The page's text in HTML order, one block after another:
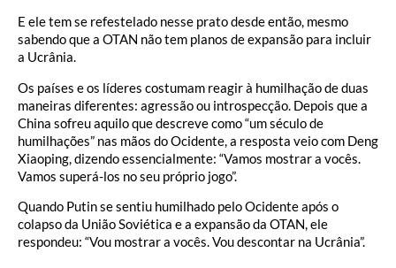
E ele tem se refestelado nesse prato desde então, mesmo
sabendo que a OTAN não tem planos de expansão para incluir
a Ucrânia.
Os países e os líderes costumam reagir à humilhação de duas
maneiras diferentes: agressão ou introspecção. Depois que a
China sofreu aquilo que descreve como “um século de
humilhações” nas mãos do Ocidente, a resposta veio com Deng
Xiaoping, dizendo essencialmente: “Vamos mostrar a vocês.
Vamos superá-los no seu próprio jogo”.
Quando Putin se sentiu humilhado pelo Ocidente após o
colapso da União Soviética e a expansão da OTAN, ele
respondeu: “Vou mostrar a vocês. Vou descontar na Ucrânia”.